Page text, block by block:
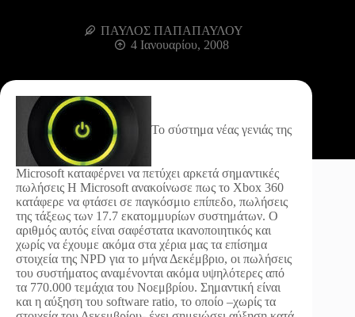
ΠΑΥΛΟΣ ΠΑΠΑΠΑΥΛΟΥ
4 Ιανουαρίου, 2008
Το σύστημα νέας γενιάς της
Microsoft καταφέρνει να πετύχει αρκετά σημαντικές
πωλήσεις Η Microsoft ανακοίνωσε πως το Xbox 360
κατάφερε να φτάσει σε παγκόσμιο επίπεδο, πωλήσεις
της τάξεως των 17.7 εκατομμυρίων συστημάτων. Ο
αριθμός αυτός είναι σαφέστατα ικανοποιητικός και
χωρίς να έχουμε ακόμα στα χέρια μας τα επίσημα
στοιχεία της NPD για το μήνα Δεκέμβριο, οι πωλήσεις
του συστήματος αναμένονται ακόμα υψηλότερες από
τα 770.000 τεμάχια του Νοεμβρίου. Σημαντική είναι
και η αύξηση του software ratio, το οποίο –χωρίς τα